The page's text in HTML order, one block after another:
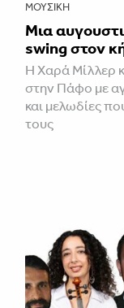
ΜΟΥΣΙΚΉ
Μια
swing στον
Η Χαρά Μίλλερ
στην Πάφο με
και μελωδίες
τους